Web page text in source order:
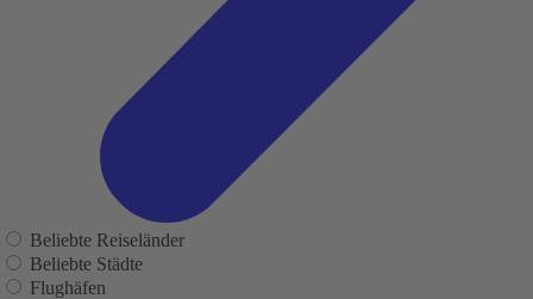
Beliebte Reiseländer
Beliebte Städte
Flughäfen